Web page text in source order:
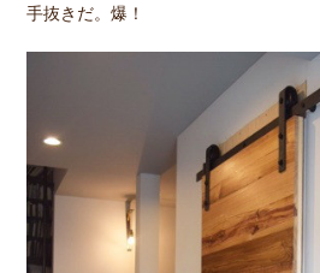
手抜きだ。爆！